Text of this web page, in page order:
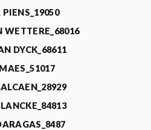
WETTERE_68016
DYCK_68611